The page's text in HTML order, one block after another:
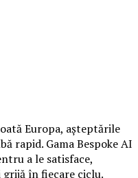
Europa, așteptările
rapid. Gama Bespoke AI
a le satisface,
în fiecare ciclu.